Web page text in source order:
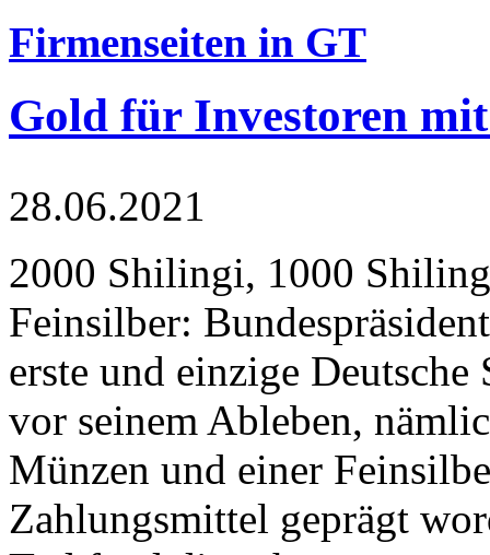
Firmenseiten in GT
Gold für Investoren
28.06.2021
2000 Shilingi, 1000
Feinsilber:
erste und einzige Deutsche
vor seinem Ableben,
Münzen und einer
Zahlungsmittel geprägt